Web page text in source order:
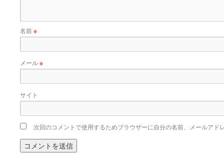
名前※
メール※
サイト
次回のコメントで使用するためブラウザーに自分の名前、メールアド